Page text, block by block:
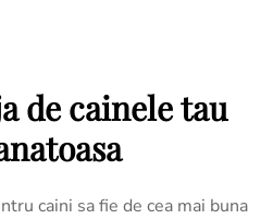
de cainele tau
caini sa fie de cea mai buna